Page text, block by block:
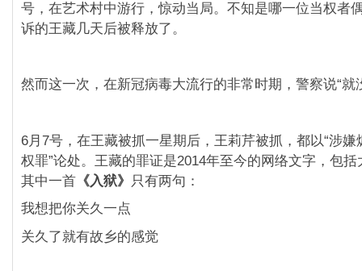
号，在艺术村中游行，惊动当局。不知是哪一位当权者
诉的王藏几天后被释放了。
然而这一次，在新冠病毒大流行的非常时期，警察说“就
6月7号，在王藏被抓一星期后，王莉芹被抓，都以“涉嫌
权罪”论处。王藏的罪证是2014年至今的网络文字，包
其中一首 《入狱》
只有两句：
我想把你关久一点
关久了就有故乡的感觉